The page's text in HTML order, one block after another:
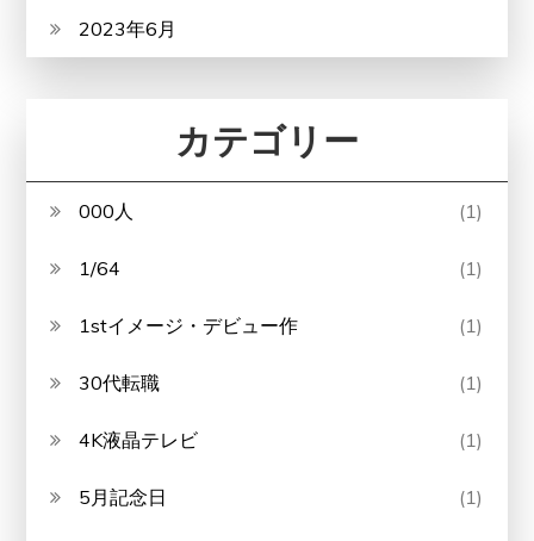
2023年6月
カテゴリー
000人 (1)
1/64 (1)
1stイメージ・デビュー作 (1)
30代転職 (1)
4K液晶テレビ (1)
5月記念日 (1)